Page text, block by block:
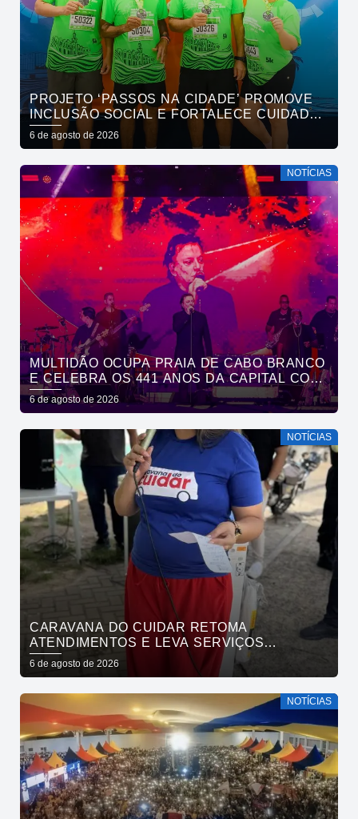
PROJETO ‘PASSOS NA CIDADE’ PROMOVE
INCLUSÃO SOCIAL E FORTALECE CUIDADO
EM SAÚDE MENTAL POR MEIO DA CORRIDA
6 de agosto de 2026
NOTÍCIAS
MULTIDÃO OCUPA PRAIA DE CABO BRANCO
E CELEBRA OS 441 ANOS DA CAPITAL COM
SHOWS DE ROUPA NOVA E FÁBIO JR
6 de agosto de 2026
NOTÍCIAS
CARAVANA DO CUIDAR RETOMA
ATENDIMENTOS E LEVA SERVIÇOS
GRATUITOS AO BAIRRO DE OITIZEIRO
NESTA SEXTA-FEIRA
6 de agosto de 2026
NOTÍCIAS